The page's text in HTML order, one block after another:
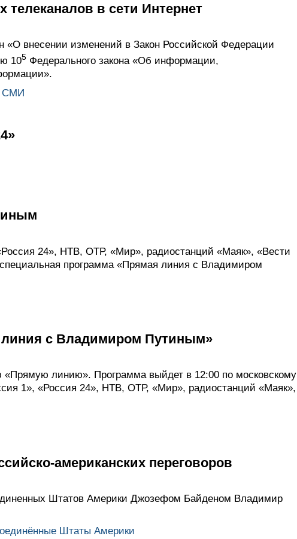
телеканалов в сети Интернет
внесении изменений в Закон Российской Федерации
105Федерального закона «Об информации,
СМИ
24», НТВ, ОТР, «Мир», радиостанций «Маяк», «Вести
программа «Прямая линия с Владимиром
с Владимиром Путиным»
линию». Программа выйдет в 12:00 по московскому
1», «Россия 24», НТВ, ОТР, «Мир», радиостанций «Маяк»,
американских переговоров
Штатов Америки Джозефом Байденом Владимир
Штаты Америки